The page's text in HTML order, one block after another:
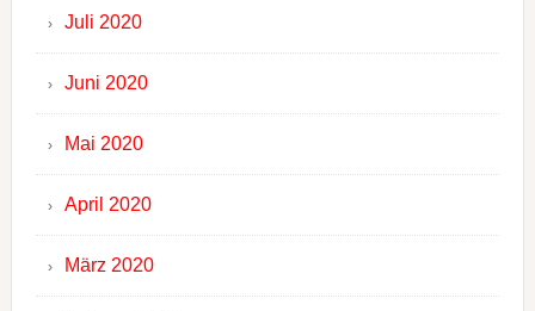
Juli 2020
Juni 2020
Mai 2020
April 2020
März 2020